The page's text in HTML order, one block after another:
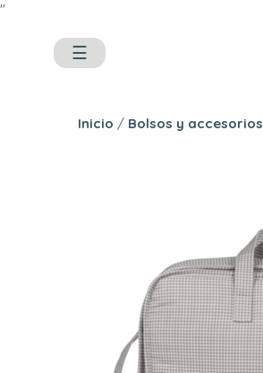
"
☰
Inicio / Bolsos y accesorios